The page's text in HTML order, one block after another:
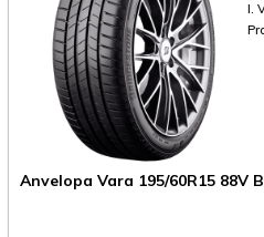
I.
Anvelopa Vara 195/60R15 88V